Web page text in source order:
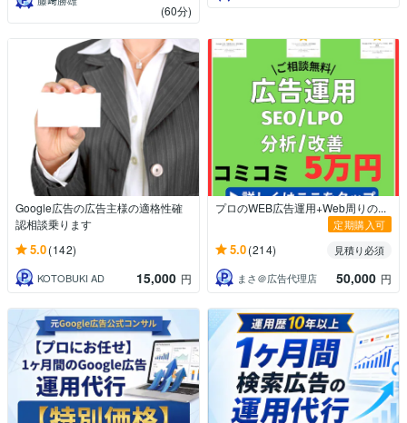
(60分)
Google広告の広告主様の適格性確
認相談乗ります
5.0(142)
KOTOBUKI AD 15,000 円
プロのWEB広告運用+Web周りの...
定期購入可
5.0(214)
見積り必須
まさ＠広告代理店
50,000 円